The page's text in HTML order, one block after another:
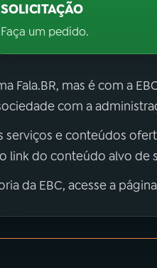
SOLICITAÇÃO
Faça um pedido.
Fala.BR, mas é com a
com a
serviços e conteúdos
link do conteúdo alvo de
da EBC, acesse a